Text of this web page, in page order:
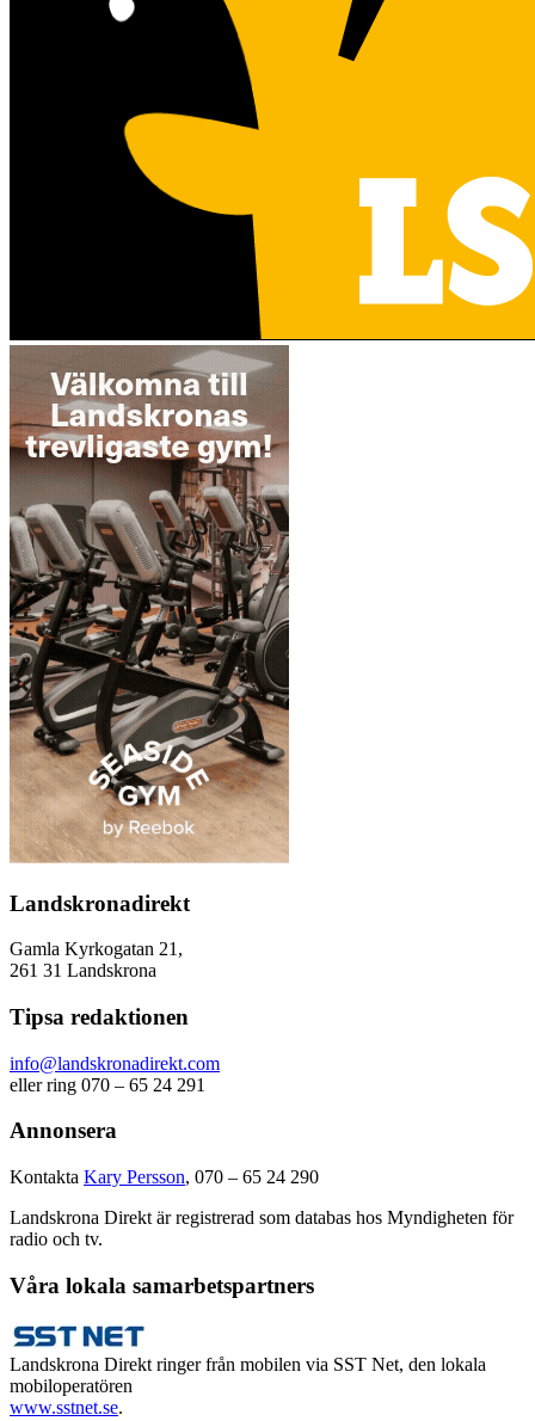
Landskronadirekt
Gamla Kyrkogatan 21,
261 31 Landskrona
Tipsa redaktionen
info@landskronadirekt.com
eller ring 070 – 65 24 291
Annonsera
Kontakta Kary Persson, 070 – 65 24 290
Landskrona Direkt är registrerad som databas hos Myndigheten för
radio och tv.
Våra lokala samarbetspartners
Landskrona Direkt ringer från mobilen via SST Net, den lokala
mobiloperatören
www.sstnet.se.